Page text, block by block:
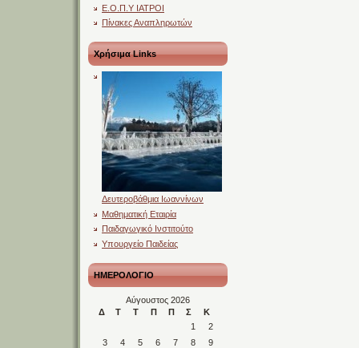
Ε.Ο.Π.Υ ΙΑΤΡΟΙ
Πίνακες Αναπληρωτών
Χρήσιμα Links
Δευτεροβάθμια Ιωαννίνων
Μαθηματική Εταιρία
Παιδαγωγικό Ινστιτούτο
Υπουργείο Παιδείας
ΗΜΕΡΟΛΟΓΙΟ
Αύγουστος 2026
Δ
Τ Τ Π Π Σ Κ
1
2
3
4 5 6 7 8
9